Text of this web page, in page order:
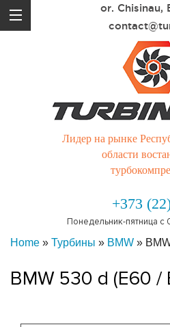
or. Chisinau,
Лидер на рынке
области
+373
Понедельник-пятница с
Home » Турбины » BMW »
BMW 530 d (E60 /